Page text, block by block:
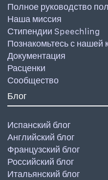
Полное руководство
Наша миссия
Стипендии Speechling
Познакомьтесь с нашей
Документация
Расценки
Сообщество
Блог
Испанский блог
Английский блог
Французский блог
Российский блог
Итальянский блог